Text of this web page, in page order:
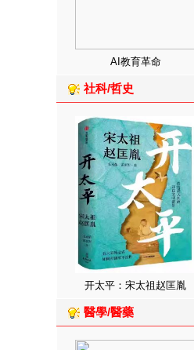
AI教育革命
社科/哲史
开太平：宋太祖赵匡胤
醫學/醫藥